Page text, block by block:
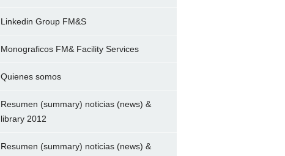
Linkedin Group FM&S
Monograficos FM& Facility Services
Quienes somos
Resumen (summary) noticias (news) &
library 2012
Resumen (summary) noticias (news) &